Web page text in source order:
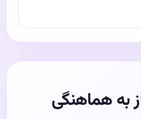
به هماهنگی